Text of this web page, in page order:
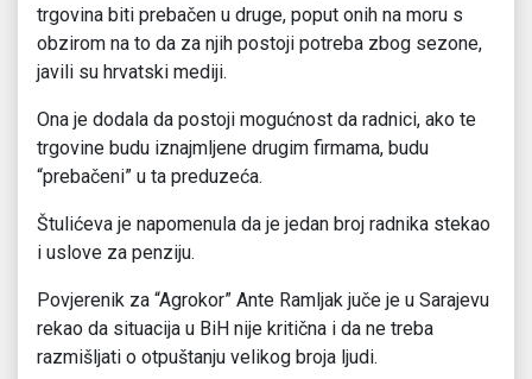
trgovina biti prebačen u druge, poput onih na moru s
obzirom na to da za njih postoji potreba zbog sezone,
javili su hrvatski mediji.
Ona je dodala da postoji mogućnost da radnici, ako te
trgovine budu iznajmljene drugim firmama, budu
“prebačeni” u ta preduzeća.
Štulićeva je napomenula da je jedan broj radnika stekao
i uslove za penziju.
Povjerenik za “Agrokor” Ante Ramljak juče je u Sarajevu
rekao da situacija u BiH nije kritična i da ne treba
razmišljati o otpuštanju velikog broja ljudi.